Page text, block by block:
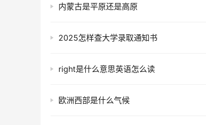
内蒙古是平原还是高原
2025怎样查大学录取通知书
right是什么意思英语怎么读
欧洲西部是什么气候